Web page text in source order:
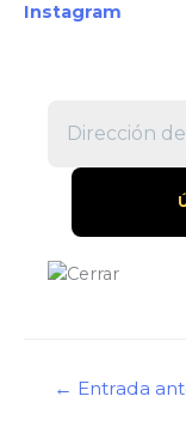
Instagram
Navegación
← Entrada